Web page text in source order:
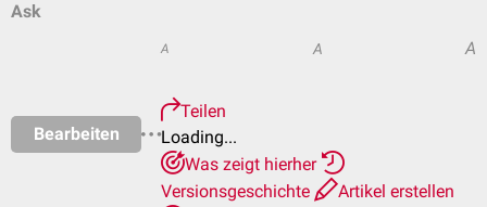
Ask
Bearbeiten
A A A
Teilen
Loading...
Was zeigt hierher
Versionsgeschichte
Artikel erstellen